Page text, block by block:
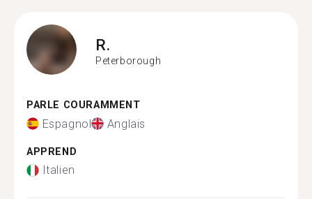
R.
Peterborough
PARLE COURAMMENT
Espagnol Anglais
APPREND
Italien